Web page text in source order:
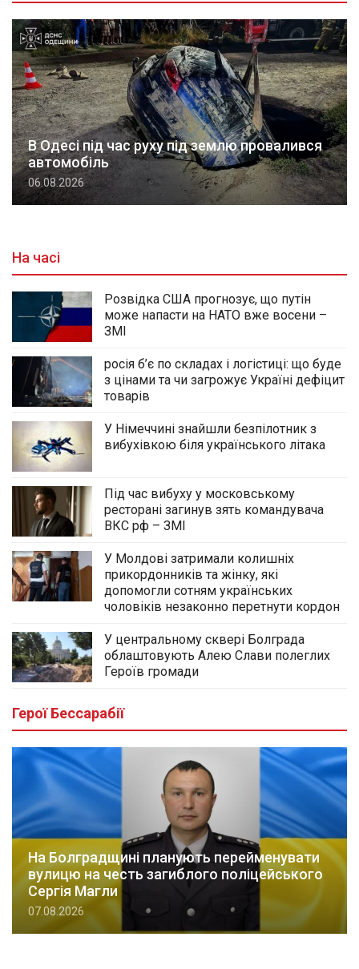
В Одесі під час руху під землю провалився
автомобіль
06.08.2026
На часі
Розвідка США прогнозує, що путін
може напасти на НАТО вже восени –
ЗМІ
росія б’є по складах і логістиці: що буде
з цінами та чи загрожує Україні дефіцит
товарів
У Німеччині знайшли безпілотник з
вибухівкою біля українського літака
Під час вибуху у московському
ресторані загинув зять командувача
ВКС рф – ЗМІ
У Молдові затримали колишніх
прикордонників та жінку, які
допомогли сотням українських
чоловіків незаконно перетнути кордон
У центральному сквері Болграда
облаштовують Алею Слави полеглих
Героїв громади
Герої Бессарабії
На Болградщині планують перейменувати
вулицю на честь загиблого поліцейського
Сергія Магли
07.08.2026